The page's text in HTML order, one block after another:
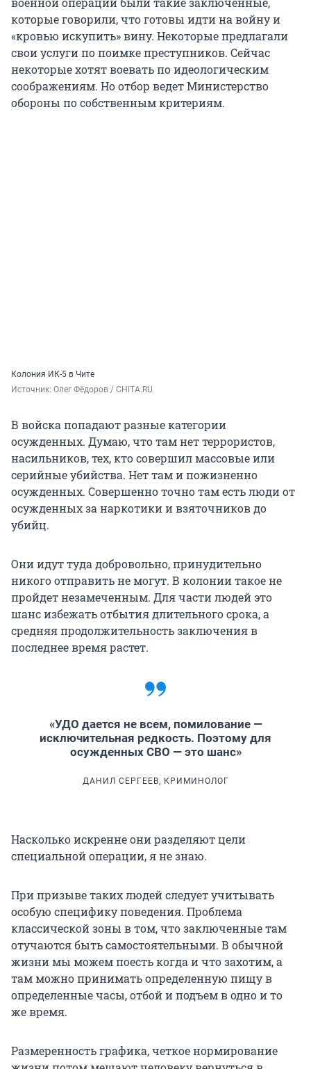
которые говорили, что готовы идти на войну и
«кровью искупить» вину. Некоторые предлагали
свои услуги по поимке преступников. Сейчас
некоторые хотят воевать по идеологическим
соображениям. Но отбор ведет Министерство
обороны по собственным критериям.
Колония ИК-5 в Чите
Источник: Олег Фёдоров / CHITA.RU
В войска попадают разные категории
осужденных. Думаю, что там нет террористов,
насильников, тех, кто совершил массовые или
серийные убийства. Нет там и пожизненно
осужденных. Совершенно точно там есть люди от
осужденных за наркотики и взяточников до
убийц.
Они идут туда добровольно, принудительно
никого отправить не могут. В колонии такое не
пройдет незамеченным. Для части людей это
шанс избежать отбытия длительного срока, а
средняя продолжительность заключения в
последнее время растет.
«УДО дается не всем, помилование —
исключительная редкость. Поэтому для
осужденных СВО — это шанс»
ДАНИЛ СЕРГЕЕВ, КРИМИНОЛОГ
Насколько искренне они разделяют цели
специальной операции, я не знаю.
При призыве таких людей следует учитывать
особую специфику поведения. Проблема
классической зоны в том, что заключенные там
отучаются быть самостоятельными. В обычной
жизни мы можем поесть когда и что захотим, а
там можно принимать определенную пищу в
определенные часы, отбой и подъем в одно и то
же время.
Размеренность графика, четкое нормирование